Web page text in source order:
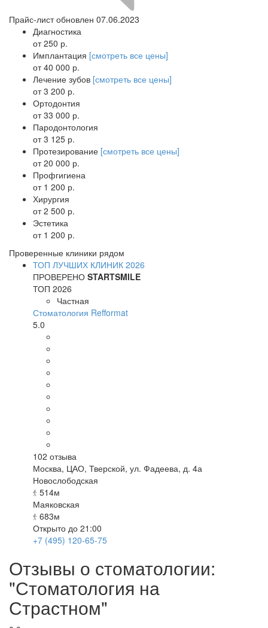
Прайс-лист обновлен 07.06.2023
Диагностика
от 250 р.
Имплантация [смотреть все цены]
от 40 000 р.
Лечение зубов [смотреть все цены]
от 3 200 р.
Ортодонтия
от 33 000 р.
Пародонтология
от 3 125 р.
Протезирование [смотреть все цены]
от 20 000 р.
Профгигиена
от 1 200 р.
Хирургия
от 2 500 р.
Эстетика
от 1 200 р.
Проверенные клиники рядом
ТОП ЛУЧШИХ КЛИНИК 2026
ПРОВЕРЕНО STARTSMILE
ТОП 2026
Частная
Стоматология Refformat
5.0
102 отзыва
Москва, ЦАО, Тверской, ул. Фадеева, д. 4а
Новослободская
514м
Маяковская
683м
Открыто до 21:00
+7 (495) 120-65-75
Отзывы о стоматологии:
"Стоматология на
Страстном"